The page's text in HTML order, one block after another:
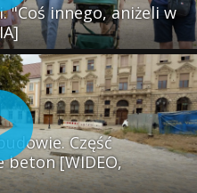
"Coś innego, aniżeli w
Część
beton [WIDEO,